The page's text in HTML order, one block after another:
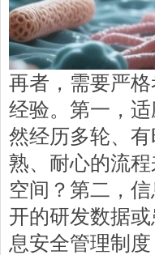
再者，需要严
经验。第一，
然经历多轮、
熟、耐心的流
空间？第二，
开的研发数据
息安全管理制